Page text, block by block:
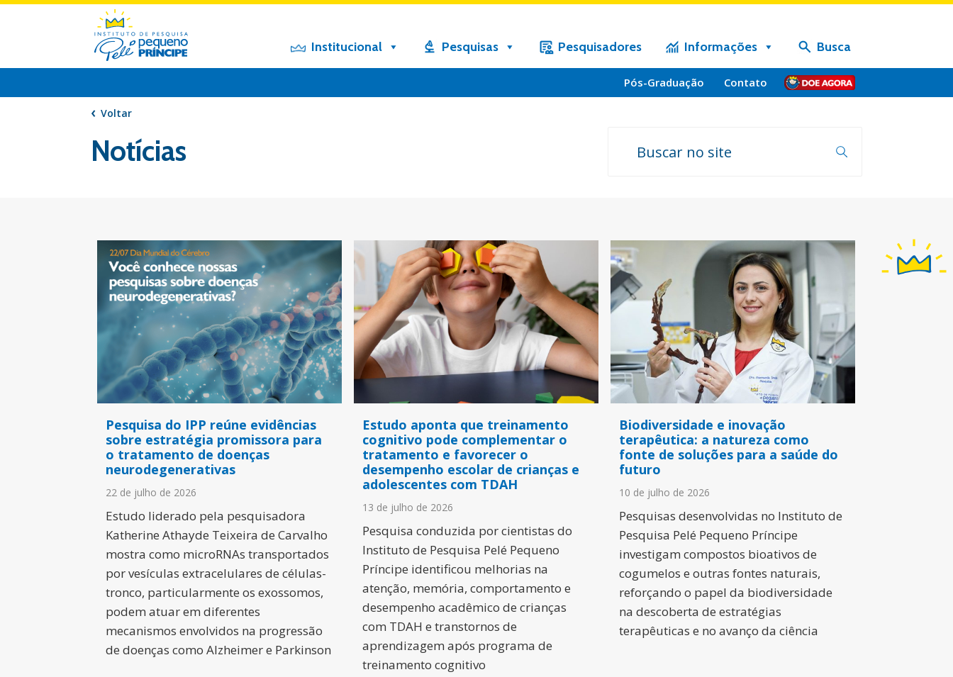
Institucional Pesquisas Pesquisadores Informações Busca
Pós-Graduação Contato Doe
Voltar
Notícias
Pesquisa do IPP reúne evidências
sobre estratégia promissora para
o tratamento de doenças
neurodegenerativas
22 de julho de 2026
Estudo liderado pela pesquisadora
Katherine Athayde Teixeira de Carvalho
mostra como microRNAs transportados
por vesículas extracelulares de células-
tronco, particularmente os exossomos,
podem atuar em diferentes
mecanismos envolvidos na progressão
de doenças como Alzheimer e Parkinson
Estudo aponta que treinamento
cognitivo pode complementar o
tratamento e favorecer o
desempenho escolar de crianças e
adolescentes com TDAH
13 de julho de 2026
Pesquisa conduzida por cientistas do
Instituto de Pesquisa Pelé Pequeno
Príncipe identificou melhorias na
atenção, memória, comportamento e
desempenho acadêmico de crianças
com TDAH e transtornos de
aprendizagem após programa de
treinamento cognitivo
Biodiversidade e inovação
terapêutica: a natureza como
fonte de soluções para a saúde do
futuro
10 de julho de 2026
Pesquisas desenvolvidas no Instituto de
Pesquisa Pelé Pequeno Príncipe
investigam compostos bioativos de
cogumelos e outras fontes naturais,
reforçando o papel da biodiversidade
na descoberta de estratégias
terapêuticas e no avanço da ciência